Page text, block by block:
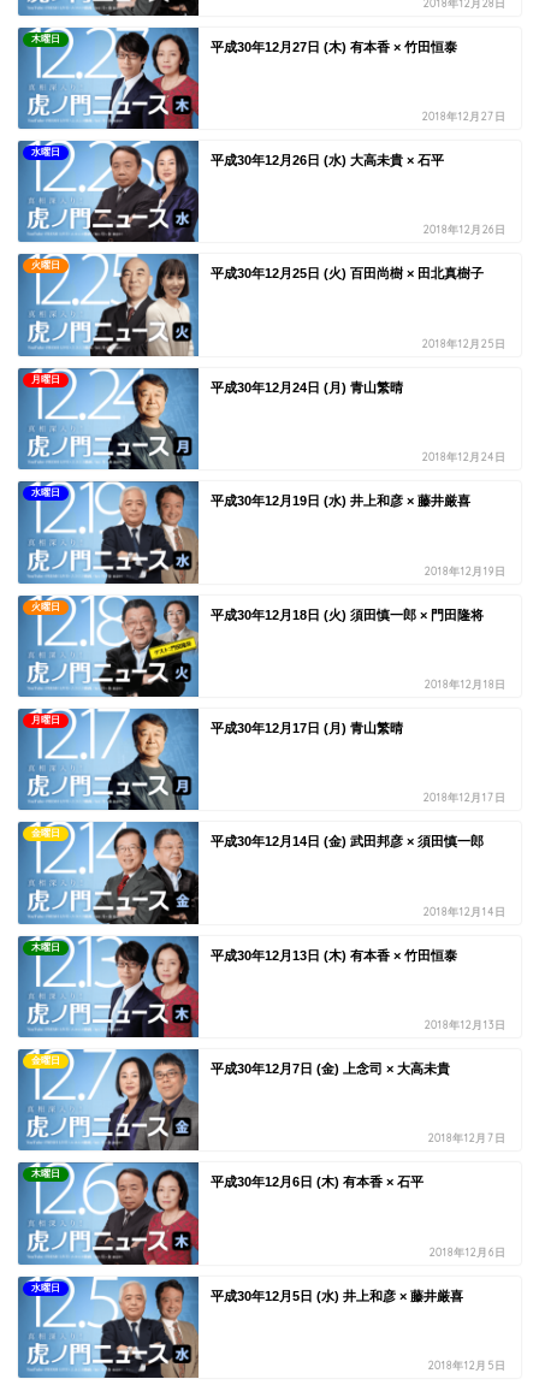
2018年12月28日
木曜日
平成30年12月27日 (木) 有本香 × 竹田恒泰
2018年12月27日
水曜日
平成30年12月26日 (水) 大高未貴 × 石平
2018年12月26日
火曜日
平成30年12月25日 (火) 百田尚樹 × 田北真樹子
2018年12月25日
月曜日
平成30年12月24日 (月) 青山繁晴
2018年12月24日
水曜日
平成30年12月19日 (水) 井上和彦 × 藤井厳喜
2018年12月19日
火曜日
平成30年12月18日 (火) 須田慎一郎 × 門田隆将
2018年12月18日
月曜日
平成30年12月17日 (月) 青山繁晴
2018年12月17日
金曜日
平成30年12月14日 (金) 武田邦彦 × 須田慎一郎
2018年12月14日
木曜日
平成30年12月13日 (木) 有本香 × 竹田恒泰
2018年12月13日
金曜日
平成30年12月7日 (金) 上念司 × 大高未貴
2018年12月7日
木曜日
平成30年12月6日 (木) 有本香 × 石平
2018年12月6日
水曜日
平成30年12月5日 (水) 井上和彦 × 藤井厳喜
2018年12月5日